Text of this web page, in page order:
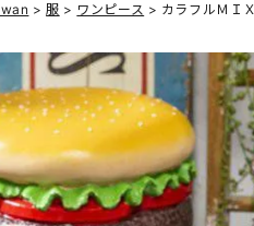
服 ワンピース カラフルＭＩ